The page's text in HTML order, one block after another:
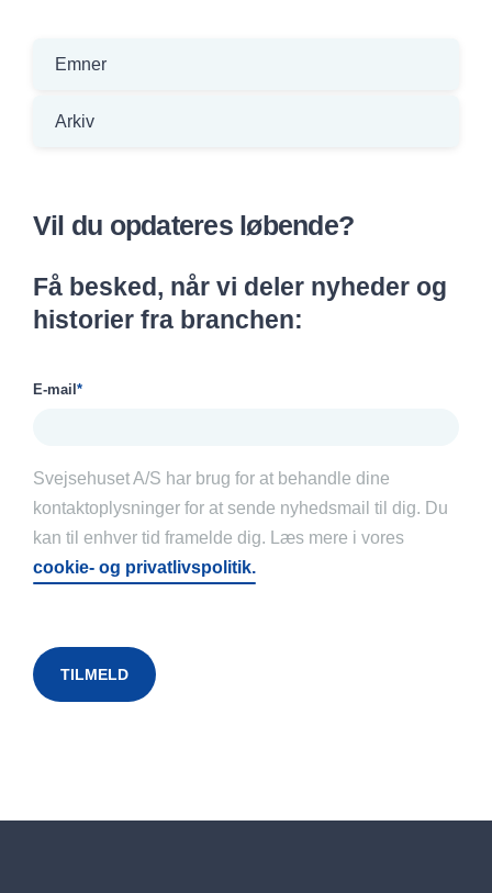
Emner
Arkiv
Vil du opdateres løbende?
Få besked, når vi deler nyheder og
historier fra branchen:
E-mail *
Svejsehuset A/S har brug for at behandle dine
kontaktoplysninger for at sende nyhedsmail til dig. Du
kan til enhver tid framelde dig. Læs mere i vores
cookie- og privatlivspolitik.